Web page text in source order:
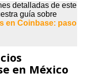
detalladas de este
guía sobre
en Coinbase: paso
en México